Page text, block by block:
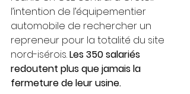
l’intention de l’équipementier
automobile de rechercher un
repreneur pour la totalité du site
nord-isérois. Les 350 salariés
redoutent plus que jamais la
fermeture de leur usine.